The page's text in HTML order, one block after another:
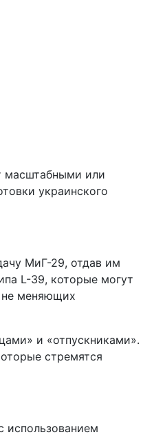
масштабными или
украинского
МиГ-29, отдав им
L-39, которые могут
не меняющих
и «отпускниками».
стремятся
использованием